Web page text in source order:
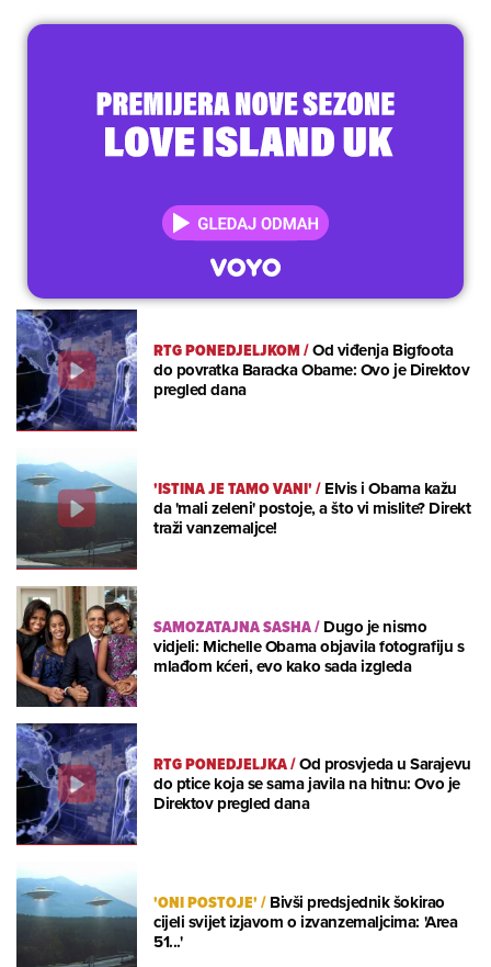
RTG PONEDJELJKOM/Od viđenja Bigfoota
do povratka Baracka Obame: Ovo je Direktov
pregled dana
'ISTINA JE TAMO VANI'/Elvis i Obama kažu
da 'mali zeleni' postoje, a što vi mislite? Direkt
traži vanzemaljce!
SAMOZATAJNA SASHA/Dugo je nismo
vidjeli: Michelle Obama objavila fotografiju s
mlađom kćeri, evo kako sada izgleda
RTG PONEDJELJKA/Od prosvjeda u Sarajevu
do ptice koja se sama javila na hitnu: Ovo je
Direktov pregled dana
'ONI POSTOJE'/Bivši predsjednik šokirao
cijeli svijet izjavom o izvanzemaljcima: 'Area
51...'